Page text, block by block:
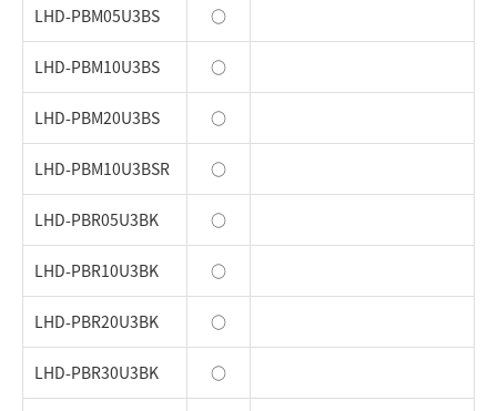
LHD-PBM05U3BS ○
LHD-PBM10U3BS ○
LHD-PBM20U3BS ○
LHD-PBM10U3BSR ○
LHD-PBR05U3BK ○
LHD-PBR10U3BK ○
LHD-PBR20U3BK ○
LHD-PBR30U3BK ○